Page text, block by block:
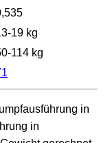
19 kg
114 kg
in
in